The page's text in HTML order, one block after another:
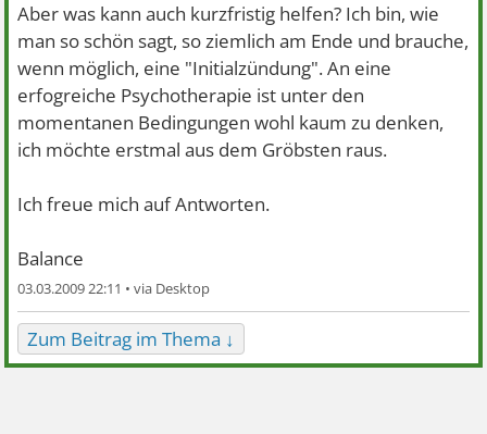
Aber was kann auch kurzfristig helfen? Ich bin, wie
man so schön sagt, so ziemlich am Ende und brauche,
wenn möglich, eine "Initialzündung". An eine
erfogreiche Psychotherapie ist unter den
momentanen Bedingungen wohl kaum zu denken,
ich möchte erstmal aus dem Gröbsten raus.
Ich freue mich auf Antworten.
Balance
03.03.2009 22:11 •
Zum Beitrag im Thema ↓